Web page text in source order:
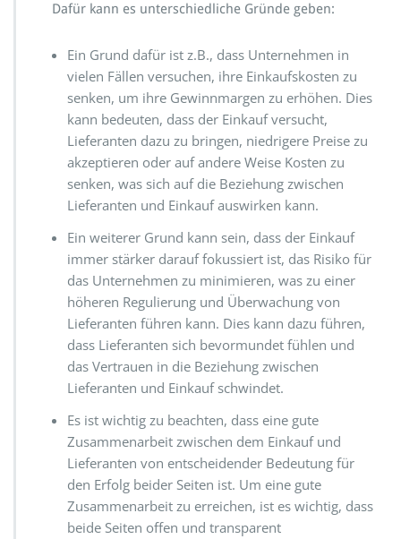
Dafür kann es unterschiedliche Gründe geben:
Ein Grund dafür ist z.B., dass Unternehmen in
vielen Fällen versuchen, ihre Einkaufskosten zu
senken, um ihre Gewinnmargen zu erhöhen. Dies
kann bedeuten, dass der Einkauf versucht,
Lieferanten dazu zu bringen, niedrigere Preise zu
akzeptieren oder auf andere Weise Kosten zu
senken, was sich auf die Beziehung zwischen
Lieferanten und Einkauf auswirken kann.
Ein weiterer Grund kann sein, dass der Einkauf
immer stärker darauf fokussiert ist, das Risiko für
das Unternehmen zu minimieren, was zu einer
höheren Regulierung und Überwachung von
Lieferanten führen kann. Dies kann dazu führen,
dass Lieferanten sich bevormundet fühlen und
das Vertrauen in die Beziehung zwischen
Lieferanten und Einkauf schwindet.
Es ist wichtig zu beachten, dass eine gute
Zusammenarbeit zwischen dem Einkauf und
Lieferanten von entscheidender Bedeutung für
den Erfolg beider Seiten ist. Um eine gute
Zusammenarbeit zu erreichen, ist es wichtig, dass
beide Seiten offen und transparent